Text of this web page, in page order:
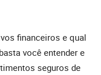
financeiros e qual
você entender e
seguros de